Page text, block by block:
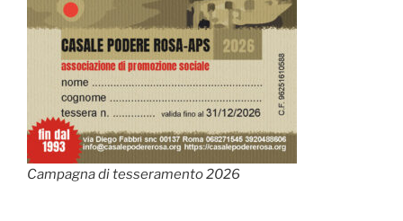
Campagna di tesseramento 2026